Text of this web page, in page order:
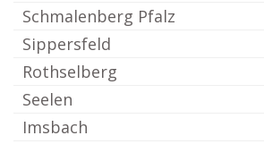
Schmalenberg Pfalz
Sippersfeld
Rothselberg
Seelen
Imsbach